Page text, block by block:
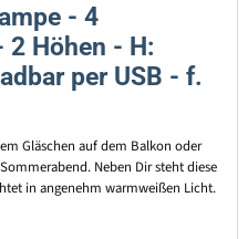
- 4
Höhen - H:
per USB - f.
Gläschen auf dem Balkon oder
Neben Dir steht diese
in angenehm warmweißen Licht.